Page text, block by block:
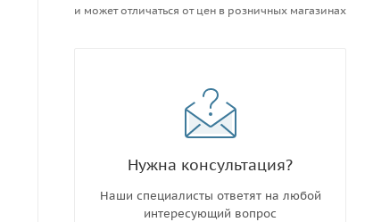
и может отличаться от цен в розничных магазинах
Нужна консультация?
Наши специалисты ответят на любой
интересующий вопрос